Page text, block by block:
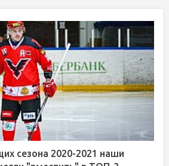
сезона 2020-2021 наши